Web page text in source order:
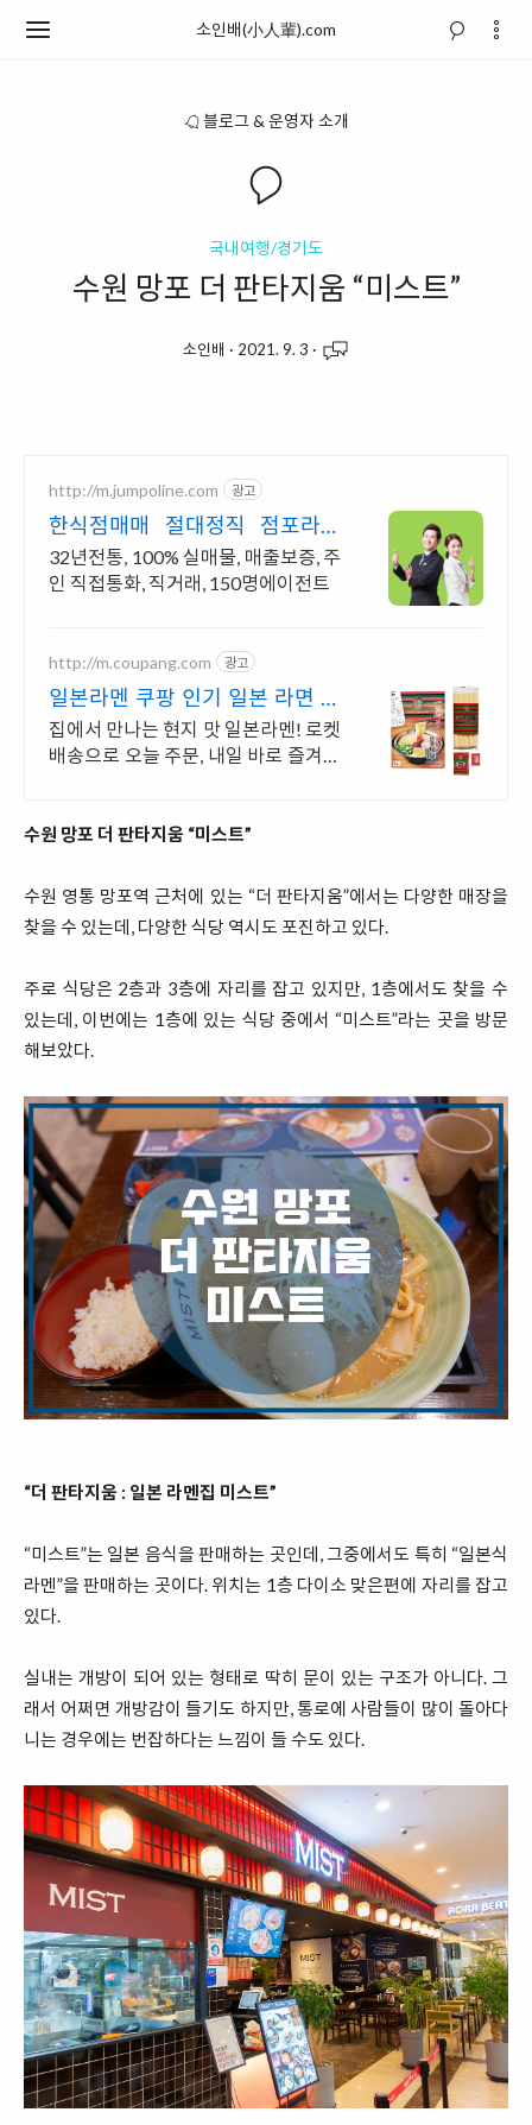
소인배(小人輩).com
블로그 & 운영자 소개
국내여행/경기도
수원 망포 더 판타지움 “미스트”
소인배 · 2021. 9. 3 ·
http://m.jumpoline.com 광고
한식점매매 절대정직 점포라인
빠른 직거래 & 안전중개거래
32년전통, 100% 실매물, 매출보증, 주
인 직접통화, 직거래, 150명에이전트
http://m.coupang.com 광고
일본라멘 쿠팡 인기 일본 라면 모
음
집에서 만나는 현지 맛 일본라멘! 로켓
배송으로 오늘 주문, 내일 바로 즐겨보
간편!
수원 망포 더 판타지움 “미스트”
수원 영통 망포역 근처에 있는 “더 판타지움”에서는 다양한 매장을
찾을 수 있는데, 다양한 식당 역시도 포진하고 있다.
주로 식당은 2층과 3층에 자리를 잡고 있지만, 1층에서도 찾을 수
있는데, 이번에는 1층에 있는 식당 중에서 “미스트”라는 곳을 방문
해보았다.
“더 판타지움 : 일본 라멘집 미스트”
“미스트”는 일본 음식을 판매하는 곳인데, 그중에서도 특히 “일본식
라멘”을 판매하는 곳이다. 위치는 1층 다이소 맞은편에 자리를 잡고
있다.
실내는 개방이 되어 있는 형태로 딱히 문이 있는 구조가 아니다. 그
래서 어쩌면 개방감이 들기도 하지만, 통로에 사람들이 많이 돌아다
니는 경우에는 번잡하다는 느낌이 들 수도 있다.